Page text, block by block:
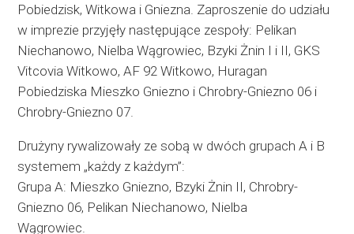
Pobiedzisk, Witkowa i Gniezna. Zaproszenie do udziału
w imprezie przyjęły następujące zespoły: Pelikan
Niechanowo, Nielba Wągrowiec, Bzyki Żnin I i II, GKS
Vitcovia Witkowo, AF 92 Witkowo, Huragan
Pobiedziska Mieszko Gniezno i Chrobry-Gniezno 06 i
Chrobry-Gniezno 07.
Drużyny rywalizowały ze sobą w dwóch grupach A i B
systemem „każdy z każdym”:
Grupa A: Mieszko Gniezno, Bzyki Żnin II, Chrobry-
Gniezno 06, Pelikan Niechanowo, Nielba
Wągrowiec.